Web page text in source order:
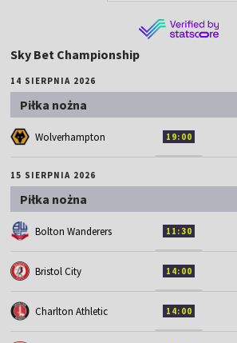
Sky Bet Championship
14 SIERPNIA 2026
Piłka nożna
Wolverhampton 19:00
15 SIERPNIA 2026
Piłka nożna
Bolton Wanderers 11:30
Bristol City 14:00
Charlton Athletic 14:00